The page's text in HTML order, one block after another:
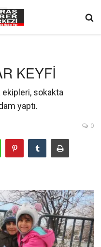
KEYFİ
ekipleri, sokakta
yaptı.
0